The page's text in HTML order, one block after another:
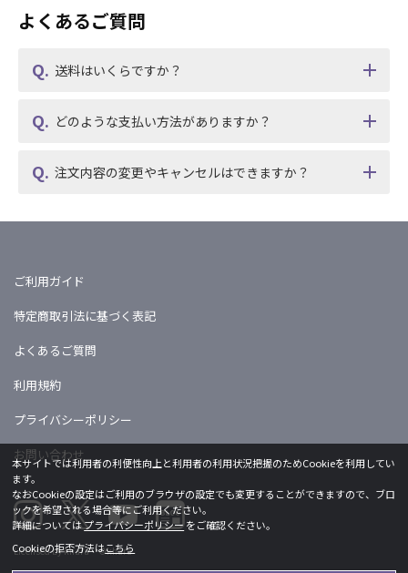
よくあるご質問
送料はいくらですか？
どのような支払い方法がありますか？
注文内容の変更やキャンセルはできますか？
ご利用ガイド
特定商取引法に基づく表記
よくあるご質問
利用規約
プライバシーポリシー
お問い合わせ
Licensed by khara ©khara
本サイトでは利用者の利便性向上と利用者の利用状況把握のためCookieを利用してい
ます。
なおCookieの設定はご利用のブラウザの設定でも変更することができますので、ブロ
ックを希望される場合等にご利用ください。
詳細についてはプライバシーポリシーをご確認ください。
Cookieの拒否方法はこちら